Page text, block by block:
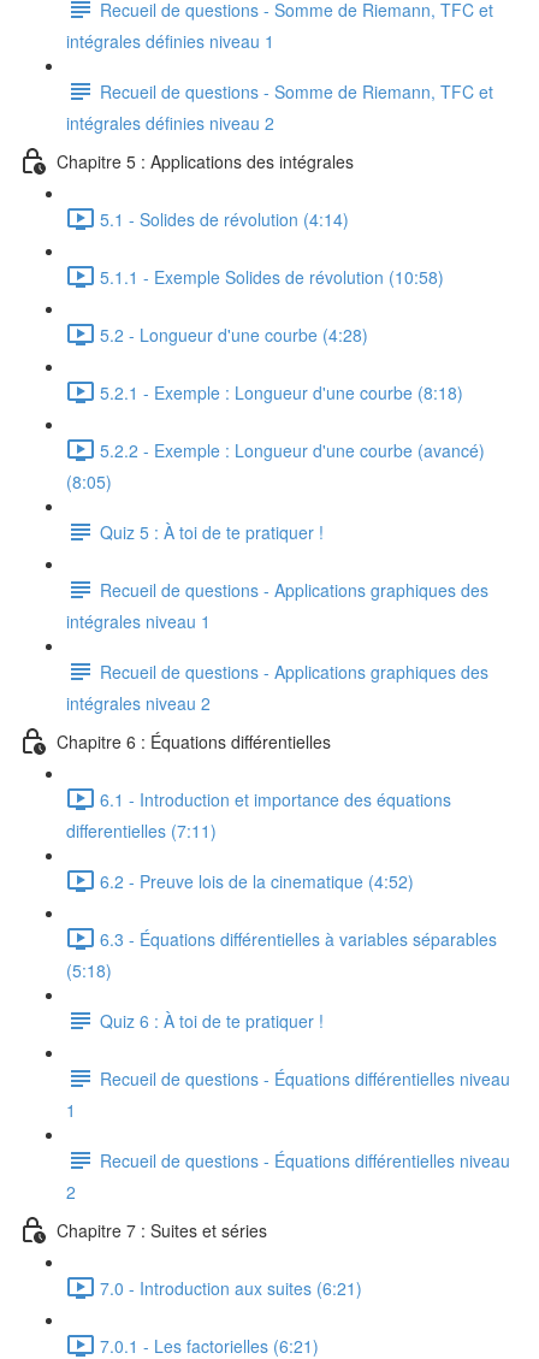
Recueil de questions - Somme de Riemann, TFC et
intégrales définies niveau 1
Recueil de questions - Somme de Riemann, TFC et
intégrales définies niveau 2
Chapitre 5 : Applications des intégrales
5.1 - Solides de révolution (4:14)
5.1.1 - Exemple Solides de révolution (10:58)
5.2 - Longueur d'une courbe (4:28)
5.2.1 - Exemple : Longueur d'une courbe (8:18)
5.2.2 - Exemple : Longueur d'une courbe (avancé)
(8:05)
Quiz 5 : À toi de te pratiquer !
Recueil de questions - Applications graphiques des
intégrales niveau 1
Recueil de questions - Applications graphiques des
intégrales niveau 2
Chapitre 6 : Équations différentielles
6.1 - Introduction et importance des équations
differentielles (7:11)
6.2 - Preuve lois de la cinematique (4:52)
6.3 - Équations différentielles à variables séparables
(5:18)
Quiz 6 : À toi de te pratiquer !
Recueil de questions - Équations différentielles niveau
1
Recueil de questions - Équations différentielles niveau
2
Chapitre 7 : Suites et séries
7.0 - Introduction aux suites (6:21)
7.0.1 - Les factorielles (6:21)